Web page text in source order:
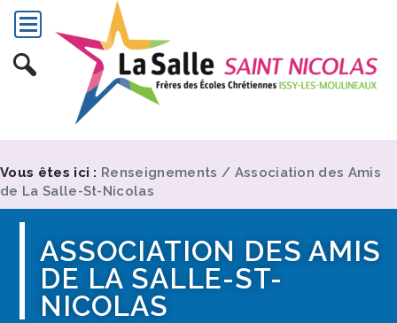
Vous êtes ici : Renseignements / Association des Amis
de La Salle-St-Nicolas
ASSOCIATION DES AMIS
DE LA SALLE-ST-
NICOLAS